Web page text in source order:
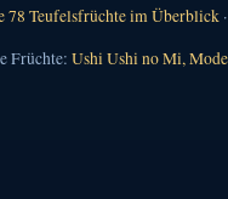
Teufelsfrüchte im Überblick ·
Früchte: Ushi Ushi no Mi,